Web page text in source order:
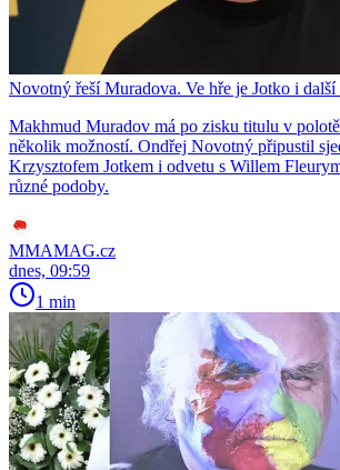
Novotný řeší Muradova. Ve hře je Jotko i
Makhmud Muradov má po zisku titulu v
několik možností. Ondřej Novotný připustil
Krzysztofem Jotkem i odvetu s Willem
různé podoby.
MMAMAG.cz
dnes, 09:59
1 min